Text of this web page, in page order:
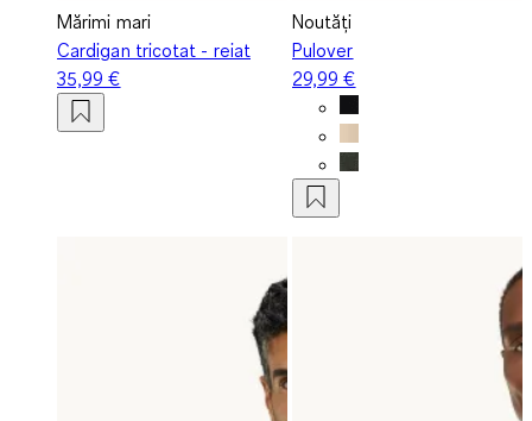
Mărimi mari
Cardigan tricotat - reiat
35,99 €
Noutăți
Pulover
29,99 €